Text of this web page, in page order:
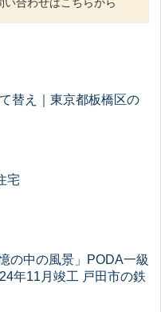
い合わせはこちらから
替え｜東京都板橋区の
住宅
の中の風景」PODA一級
年11月竣工 戸田市の鉄